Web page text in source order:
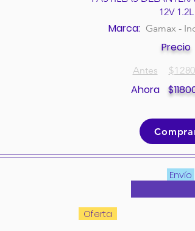
12V 1.2L
Marca: Gamax -
Precio
Antes $
Ahora $
Comprar
Envío
Oferta